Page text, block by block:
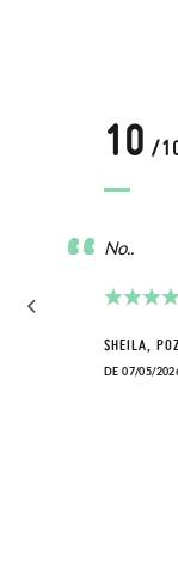
10 /
No..
SHEILA,
DE 07/05/